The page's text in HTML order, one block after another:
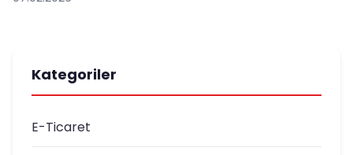
Kategoriler
E-Ticaret